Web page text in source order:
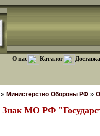
О нас Каталог
» Министерство Обороны РФ »
Знак МО РФ